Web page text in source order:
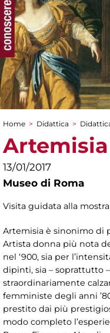
Tu sei qui
Home > Didattica >
13/01/2017
Museo di Roma
Visita guidata alla
Artemisia è sinonimo di
Artista donna più nota
nel ‘900, sia per
dipinti, sia – soprattutto
straordinariamente
femministe degli anni
prestito dai più
modo completo